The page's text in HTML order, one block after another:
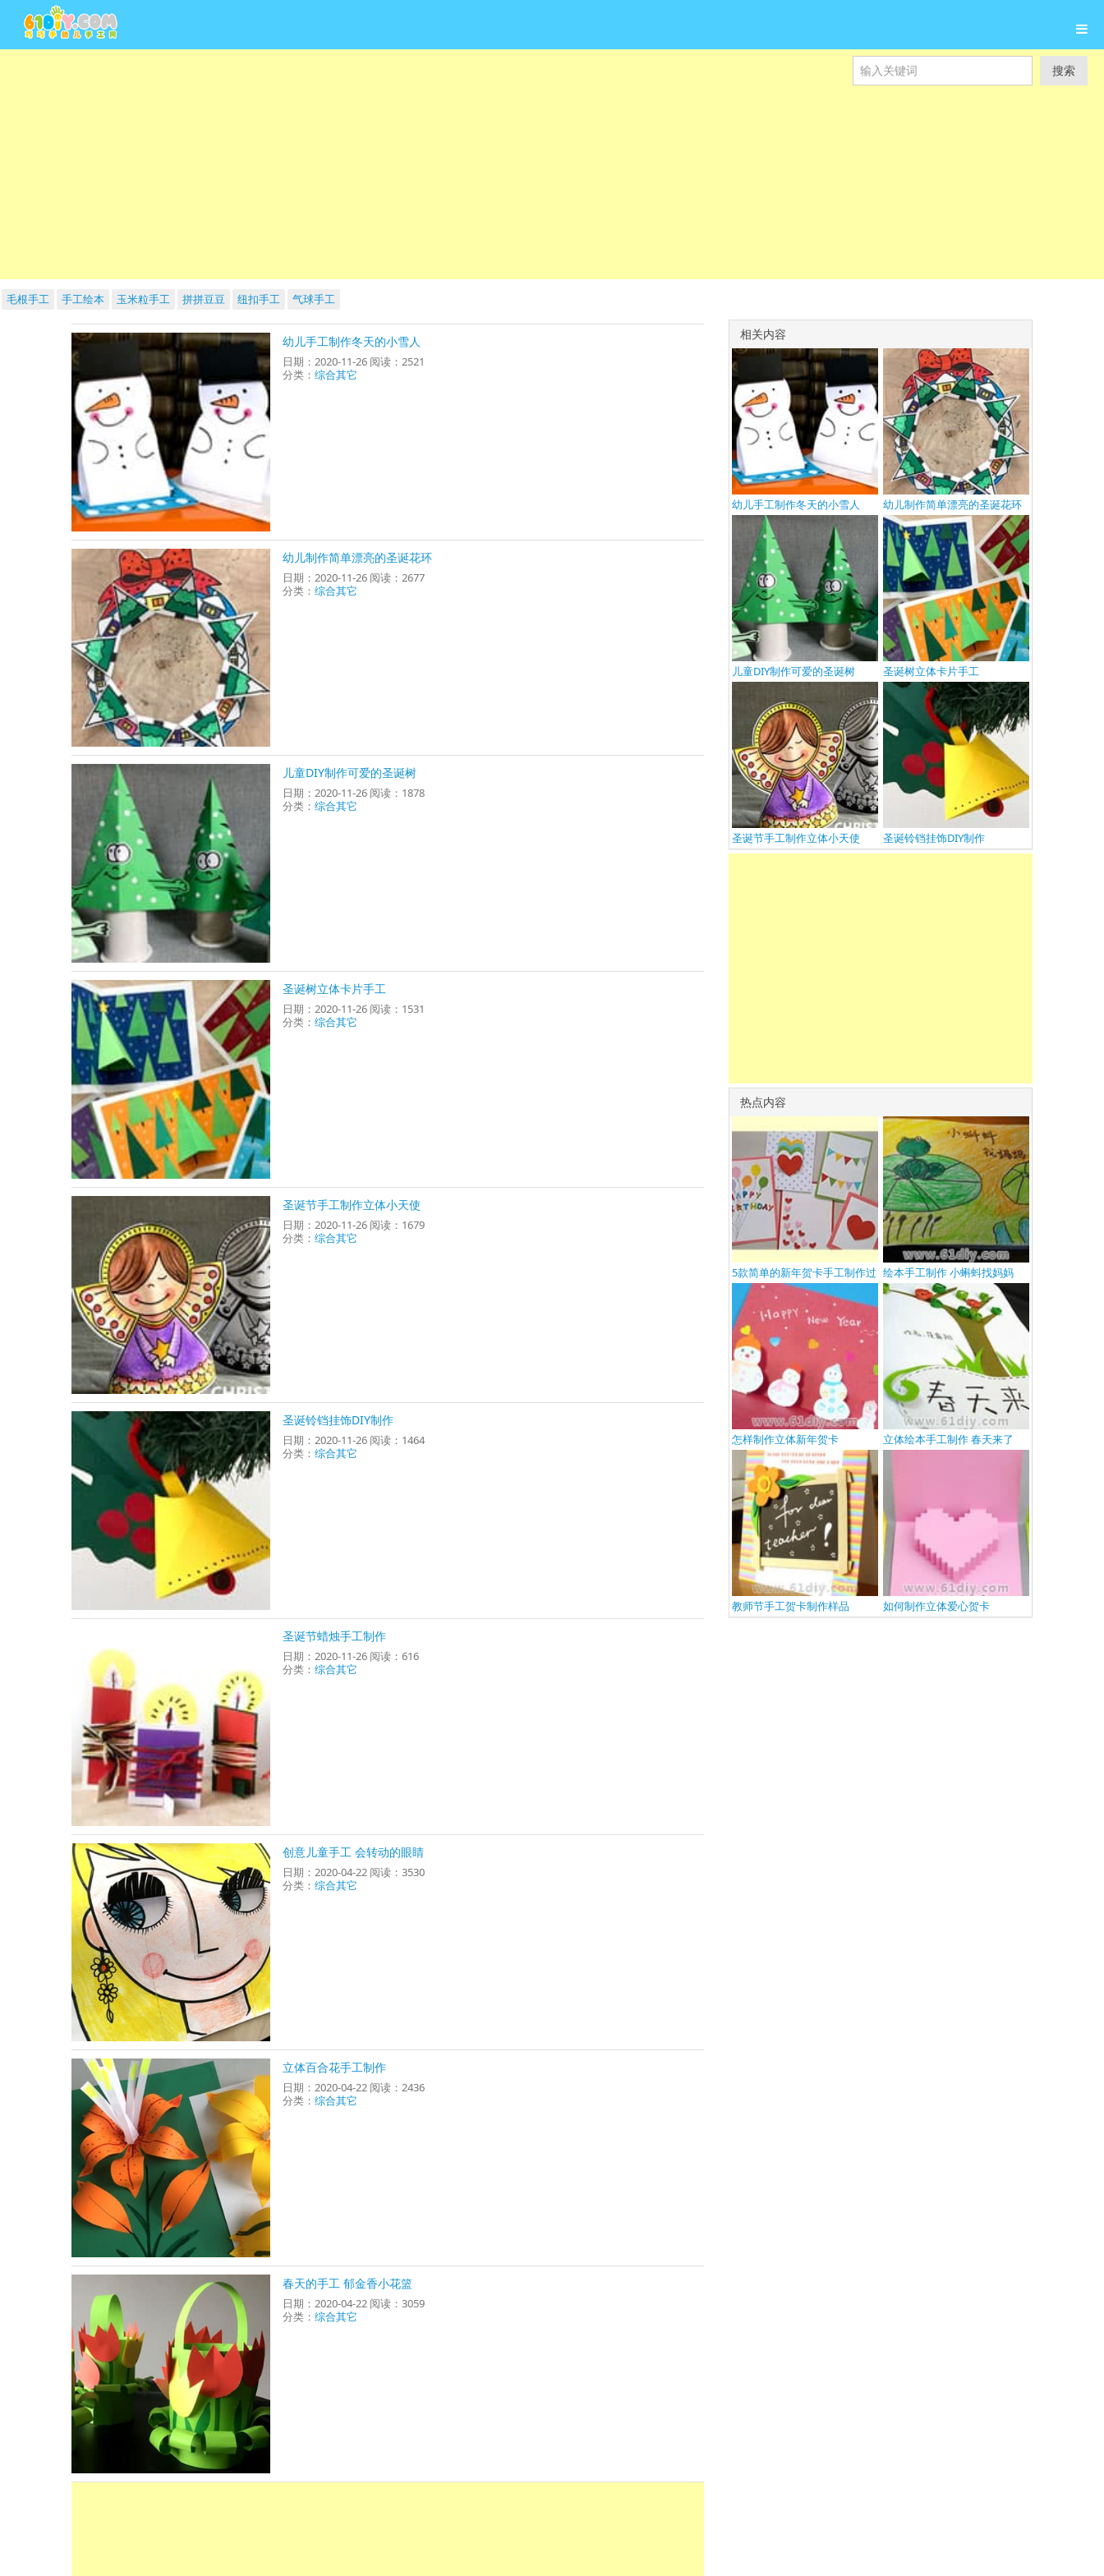
搜索
毛根手工 手工绘本 玉米粒手工 拼拼豆豆 纽扣手工 气球手工
幼儿手工制作冬天的小雪人
日期：2020-11-26 阅读：2521
分类： 综合其它
幼儿制作简单漂亮的圣诞花环
日期：2020-11-26 阅读：2677
分类： 综合其它
儿童DIY制作可爱的圣诞树
日期：2020-11-26 阅读：1878
分类： 综合其它
圣诞树立体卡片手工
日期：2020-11-26 阅读：1531
分类： 综合其它
圣诞节手工制作立体小天使
日期：2020-11-26 阅读：1679
分类： 综合其它
圣诞铃铛挂饰DIY制作
日期：2020-11-26 阅读：1464
分类： 综合其它
圣诞节蜡烛手工制作
日期：2020-11-26 阅读：616
分类： 综合其它
创意儿童手工 会转动的眼睛
日期：2020-04-22 阅读：3530
分类： 综合其它
立体百合花手工制作
日期：2020-04-22 阅读：2436
分类： 综合其它
春天的手工 郁金香小花篮
日期：2020-04-22 阅读：3059
分类： 综合其它
相关内容
幼儿手工制作冬天的小雪人 幼儿制作简单漂亮的圣诞花环
儿童DIY制作可爱的圣诞树 圣诞树立体卡片手工
圣诞节手工制作立体小天使 圣诞铃铛挂饰DIY制作
热点内容
5款简单的新年贺卡手工制作过 绘本手工制作 小蝌蚪找妈妈
怎样制作立体新年贺卡 立体绘本手工制作 春天来了
教师节手工贺卡制作样品 如何制作立体爱心贺卡